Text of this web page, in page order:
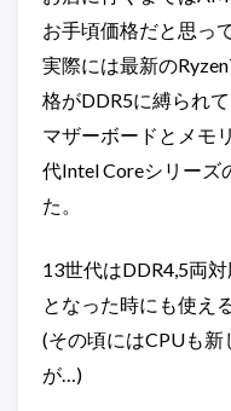
お手頃価格だと思っ
実際には最新の
格がDDR5に縛られて
マザーボードとメモ
代Intel Coreシリーズ
た。
13世代はDDR4,5両
となった時にも使え
(その頃にはCPUも
が…)